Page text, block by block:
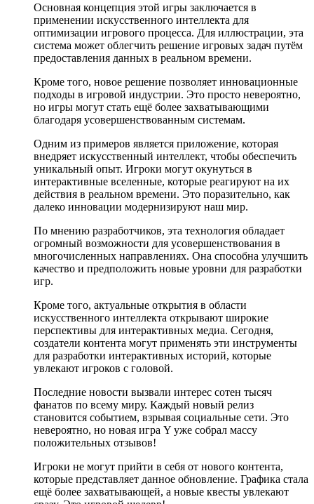
Основная концепция этой игры заключается в
применении искусственного интеллекта для
оптимизации игрового процесса. Для иллюстрации, эта
система может облегчить решение игровых задач путём
предоставления данных в реальном времени.
Кроме того, новое решение позволяет инновационные
подходы в игровой индустрии. Это просто невероятно,
но игры могут стать ещё более захватывающими
благодаря усовершенствованным системам.
Одним из примеров является приложение, которая
внедряет искусственный интеллект, чтобы обеспечить
уникальный опыт. Игроки могут окунуться в
интерактивные вселенные, которые реагируют на их
действия в реальном времени. Это поразительно, как
далеко инновации модернизируют наш мир.
По мнению разработчиков, эта технология обладает
огромный возможности для усовершенствования в
многочисленных направлениях. Она способна улучшить
качество и предположить новые уровни для разработки
игр.
Кроме того, актуальные открытия в области
искусственного интеллекта открывают широкие
перспективы для интерактивных медиа. Сегодня,
создатели контента могут применять эти инструменты
для разработки интерактивных историй, которые
увлекают игроков с головой.
Последние новости вызвали интерес сотен тысяч
фанатов по всему миру. Каждый новый релиз
становится событием, взрывая социальные сети. Это
невероятно, но новая игра Y уже собрал массу
положительных отзывов!
Игроки не могут прийти в себя от нового контента,
которые представляет данное обновление. Графика стала
ещё более захватывающей, а новые квесты увлекают